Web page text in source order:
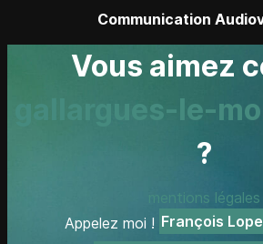
Communication
Vous aimez
gallargues-le-
?
mentions légales
Appelez moi ! François